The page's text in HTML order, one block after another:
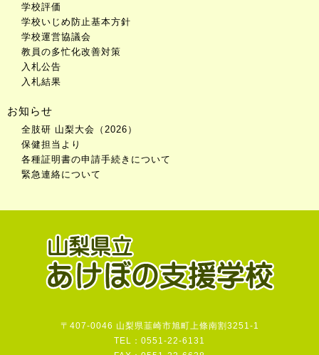
学校評価
学校いじめ防止基本方針
学校運営協議会
教員の多忙化改善対策
入札公告
入札結果
お知らせ
全肢研 山梨大会（2026）
保健担当より
各種証明書の申請手続きについて
緊急連絡について
〒407-0046 山梨県韮崎市旭町上條南割3251-1
TEL：0551-22-6131